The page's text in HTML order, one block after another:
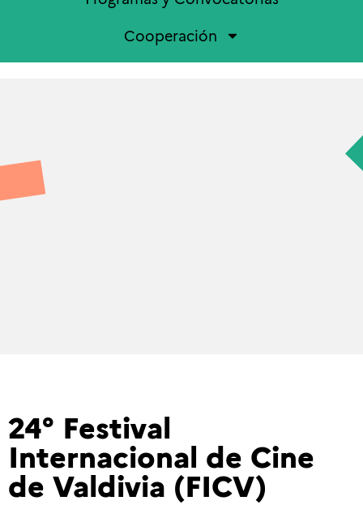
Cooperación
24° Festival
Internacional de Cine
de Valdivia (FICV)